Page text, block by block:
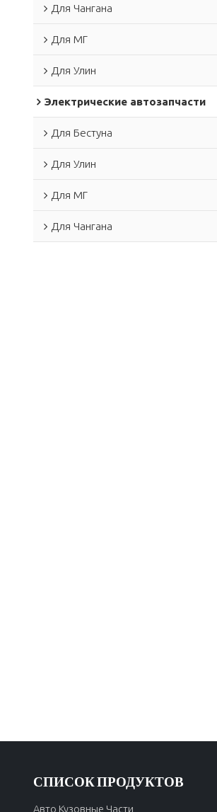
Для Чангана
Для МГ
Для Улин
Электрические автозапчасти
Для Бестуна
Для Улин
Для МГ
Для Чангана
СПИСОК ПРОДУКТОВ
Авто Кузовные Части